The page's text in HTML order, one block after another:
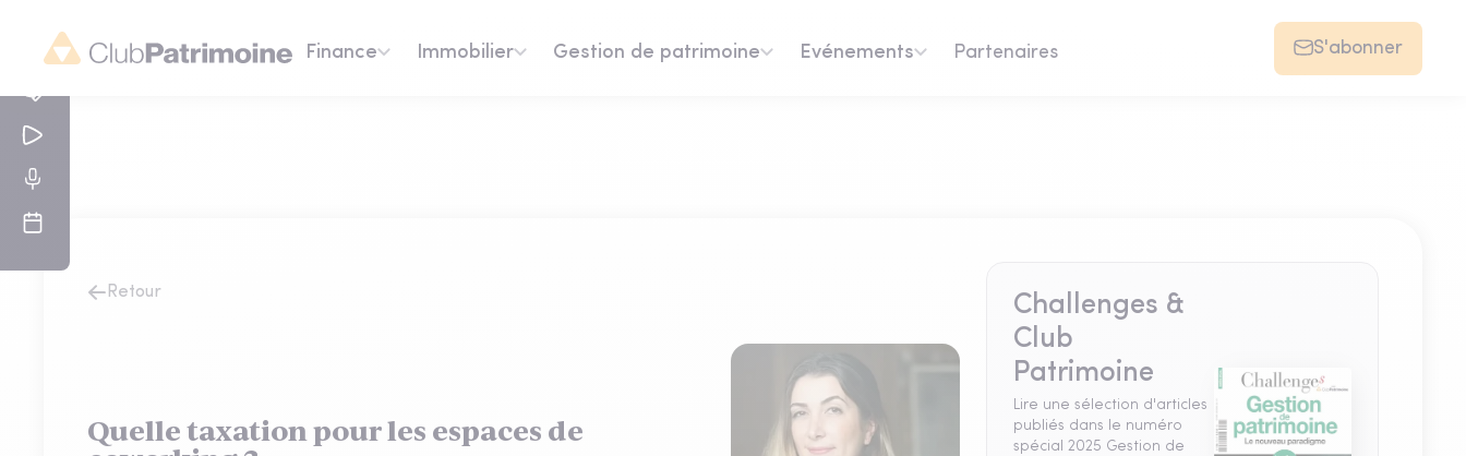
Finance Immobilier Gestion de patrimoine Evénements Partenaires S'abonner
Retour
Quelle taxation pour les espaces de
Challenges &
Club
Patrimoine
Lire une sélection d'articles
publiés dans le numéro
spécial 2025 Gestion de